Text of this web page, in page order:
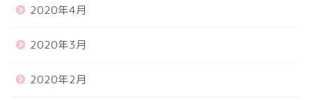
2020年4月
2020年3月
2020年2月